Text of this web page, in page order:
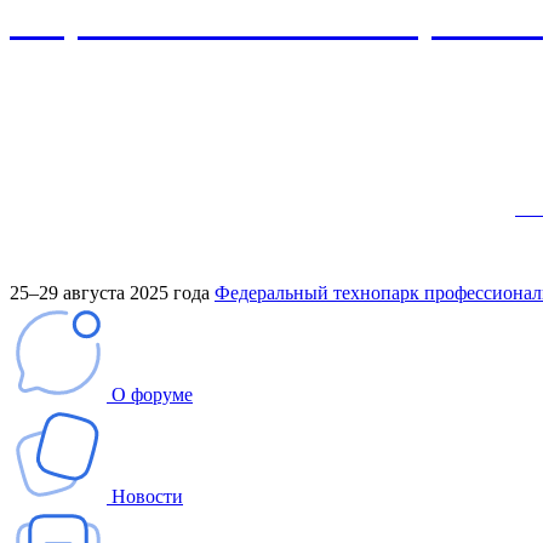
25–29 августа 2025 года Федеральный технопарк
О форуме
Новости